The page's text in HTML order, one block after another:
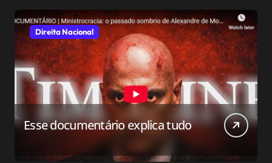
Direita Nacional
Esse documentário explica tudo